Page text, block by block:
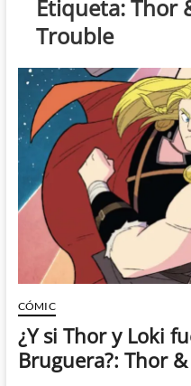
Etiqueta:Thor
Trouble
CÓMIC
¿Y si Thor y Loki
Bruguera?: Thor